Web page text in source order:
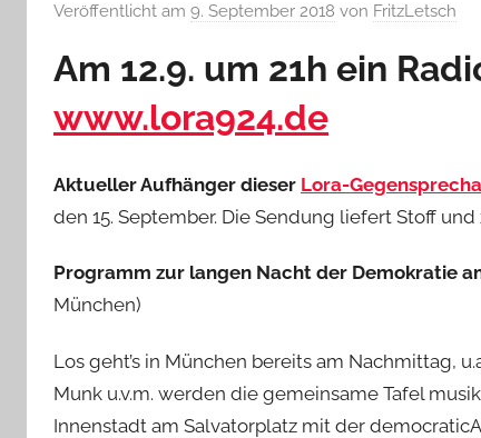
Veröffentlicht am 9. September 2018 von FritzLetsch
Am 12.9. um 21h ein
www.lora924.de
Aktueller Aufhänger dieser Lora-
den 15. September. Die Sendung liefert Stoff
Programm zur langen Nacht der Demokratie
München)
Los geht’s in München bereits am Nachmittag,
Munk u.v.m. werden die gemeinsame Tafel
Innenstadt am Salvatorplatz mit der